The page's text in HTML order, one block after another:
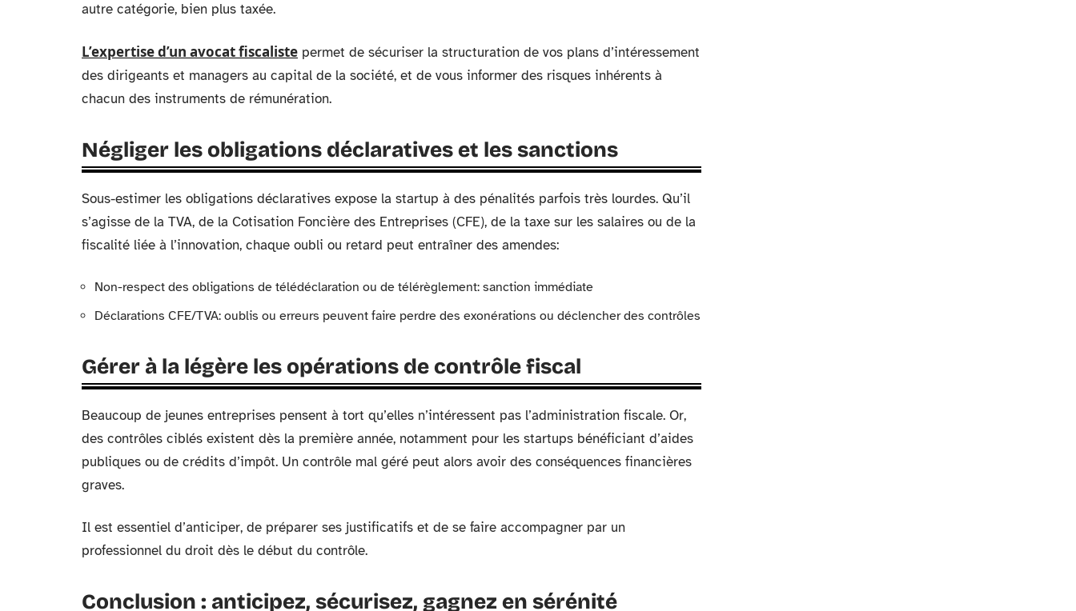
autre catégorie, bien plus taxée.
L’expertise d’un avocat fiscaliste permet de sécuriser la structuration de vos plans d’intéressement
des dirigeants et managers au capital de la société, et de vous informer des risques inhérents à
chacun des instruments de rémunération.
Négliger les obligations déclaratives et les sanctions
Sous-estimer les obligations déclaratives expose la startup à des pénalités parfois très lourdes. Qu’il
s’agisse de la TVA, de la Cotisation Foncière des Entreprises (CFE), de la taxe sur les salaires ou de la
fiscalité liée à l’innovation, chaque oubli ou retard peut entraîner des amendes:
Non-respect des obligations de télédéclaration ou de télérèglement: sanction immédiate
Déclarations CFE/TVA: oublis ou erreurs peuvent faire perdre des exonérations ou déclencher des contrôles
Gérer à la légère les opérations de contrôle fiscal
Beaucoup de jeunes entreprises pensent à tort qu’elles n’intéressent pas l’administration fiscale. Or,
des contrôles ciblés existent dès la première année, notamment pour les startups bénéficiant d’aides
publiques ou de crédits d’impôt. Un contrôle mal géré peut alors avoir des conséquences financières
graves.
Il est essentiel d’anticiper, de préparer ses justificatifs et de se faire accompagner par un
professionnel du droit dès le début du contrôle.
Conclusion : anticipez, sécurisez, gagnez en sérénité